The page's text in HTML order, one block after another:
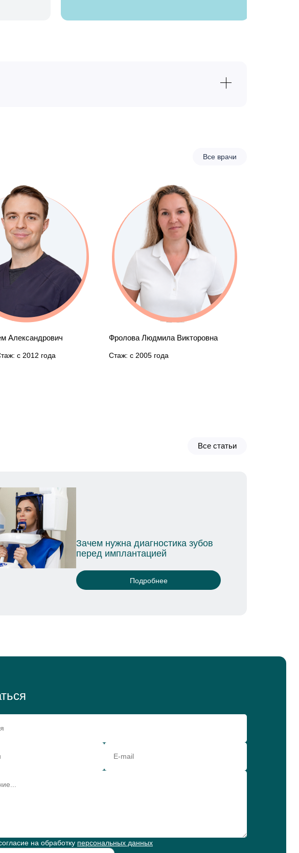
Все врачи
Фролова Людмила Викторовна
Стаж: с 2005 года
Тарасова Елена Васильевна
Стаж: с 1993 года
Все статьи
Язва на десне: причины и методы
Подробнее
на обработку персональных данных